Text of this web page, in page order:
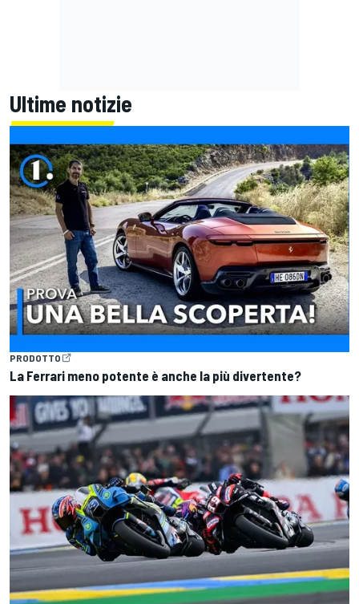
Ultime notizie
PRODOTTO
La Ferrari meno potente è anche la più divertente?